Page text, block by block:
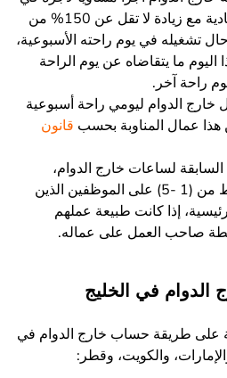
ساعات العمل الاعتيادية مع زيادة لا تقل عن 150% من
تشغيله في يوم راحته الأسبوعية،
ما يتقاضاه عن يوم الراحة
راحة آخر.
خارج الدوام ليومي راحة أسبوعية
هذا عمال المناوبة بحسب قانون
لساعات خارج الدوام،
والمذكورة في النقاط من (1 -5) على الموظفين الذين
إذا كانت طبيعة عملهم
صاحب العمل على عماله.
في الخليج
على طريقة حساب خارج الدوام في
والكويت، وقطر: